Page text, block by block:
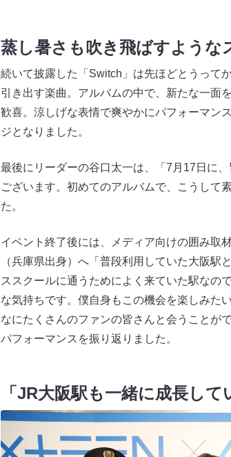
蒸し暑さも吹き飛ばすような
続いて披露した「Switch」は先ほどとうって
引き出す楽曲。アルバムの中で、新たな一面
歓喜。涼しげな表情で爽やかにパフォーマン
ジとなりました。
最後にリーダーの谷口太一は、「7月17日に
ございます。初めてのアルバムで、こうして
た。
イベント終了後には、メディア向けの囲み取
（兵庫県出身）へ「普段利用していた大阪
ススクールに通うためによく来ていた駅なの
な気持ちです。僕自身もこの機会を楽しみた
なにたくさんのファンの皆さんと会うことが
パフォーマンスを振り返りました。
「JR大阪駅も一緒に成長して